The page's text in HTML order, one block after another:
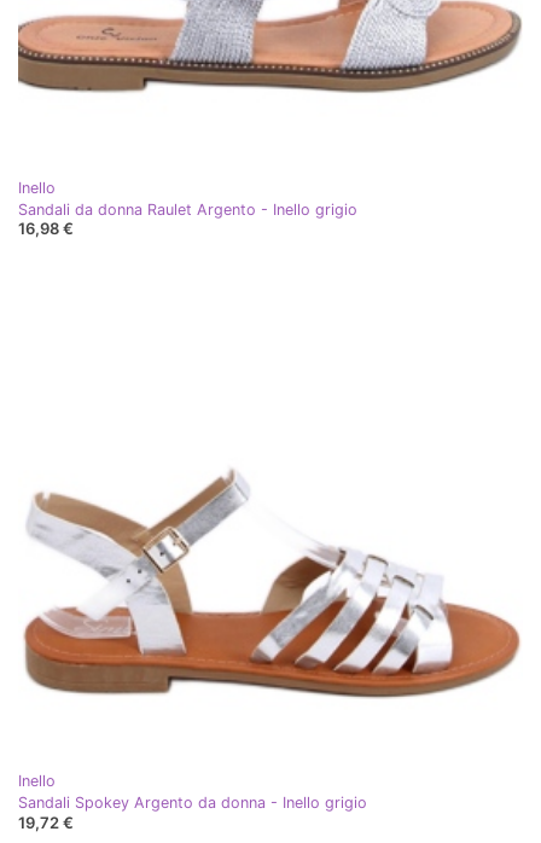
Inello
Sandali da donna Raulet Argento - Inello grigio
16,98 €
Inello
Sandali Spokey Argento da donna - Inello grigio
19,72 €